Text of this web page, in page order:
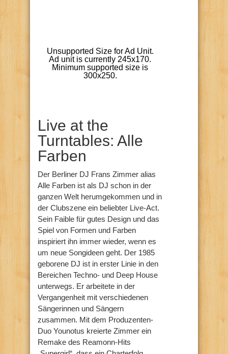
Live at the
Turntables: Alle
Farben
Der Berliner DJ Frans Zimmer alias
Alle Farben ist als DJ schon in der
ganzen Welt herumgekommen und in
der Clubszene ein beliebter Live-Act.
Sein Faible für gutes Design und das
Spiel von Formen und Farben
inspiriert ihn immer wieder, wenn es
um neue Songideen geht. Der 1985
geborene DJ ist in erster Linie in den
Bereichen Techno- und Deep House
unterwegs. Er arbeitete in der
Vergangenheit mit verschiedenen
Sängerinnen und Sängern
zusammen. Mit dem Produzenten-
Duo Younotus kreierte Zimmer ein
Remake des Reamonn-Hits